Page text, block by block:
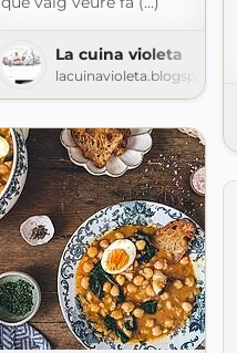
La cuina violeta
lacuinavioleta.blogspot.com